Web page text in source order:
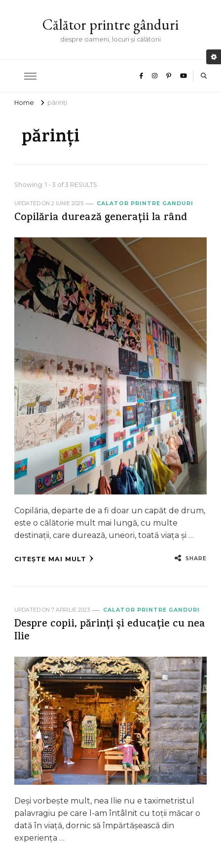
Călător printre gânduri
despre oameni, locuri și călătorii
Home părinți
părinți
Showing: 1 - 3 of 3 RESULTS
UPDATED ON 2 IUNIE 2025 CALATOR PRINTRE GANDURI
Copilăria durează generații la rând
Copilăria, departe de a fi doar un capăt de drum,
este o călătorie mult mai lungă, cu multe
destinații, care durează, uneori, toată viața și …
CITEȘTE MAI MULT SHARE
UPDATED ON 7 APRILIE 2023 CALATOR PRINTRE GANDURI
Despre copii, părinți și educație cu nea
Ilie
Deși vorbește mult, nea Ilie nu e taximetristul
palavragiu pe care l-am întâlnit cu toții măcar o
dată în viață, dornic să împărtășească din
experiența …